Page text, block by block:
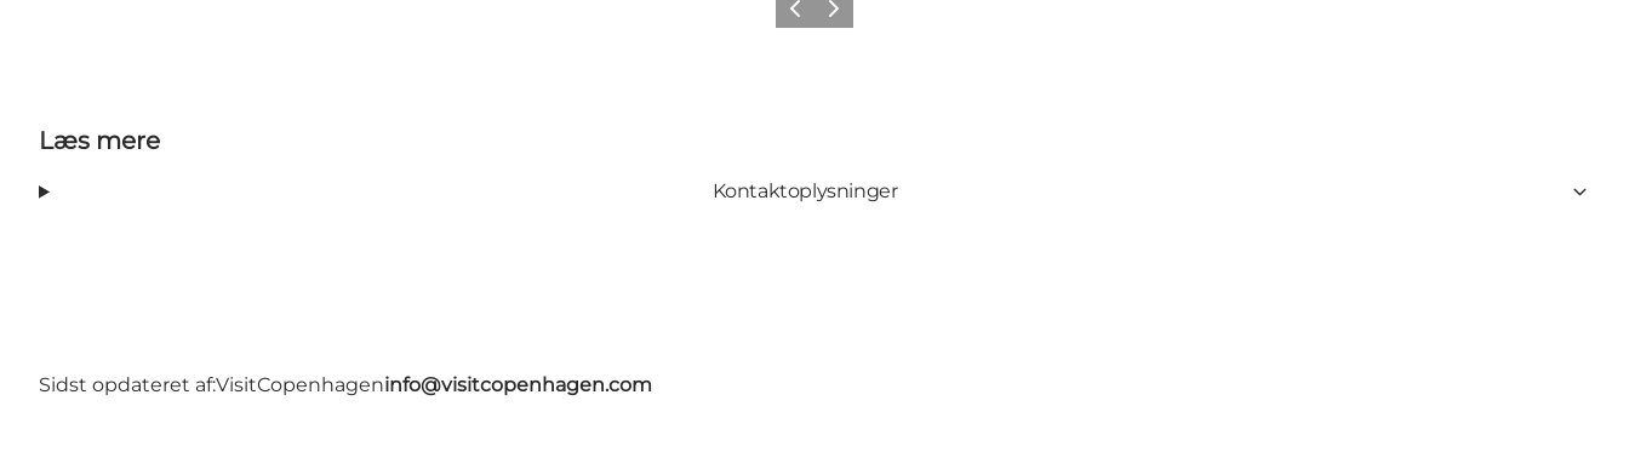
ForrigeNæste
Læs mere
Kontaktoplysninger
Sidst opdateret af:VisitCopenhageninfo@visitcopenhagen.com